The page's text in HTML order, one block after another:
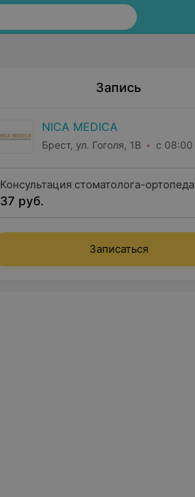
Запись
NICA MEDICA
Брест, ул. Гоголя, 1B с 08:00
Консультация стоматолога-ортопеда
37 руб.
Записаться